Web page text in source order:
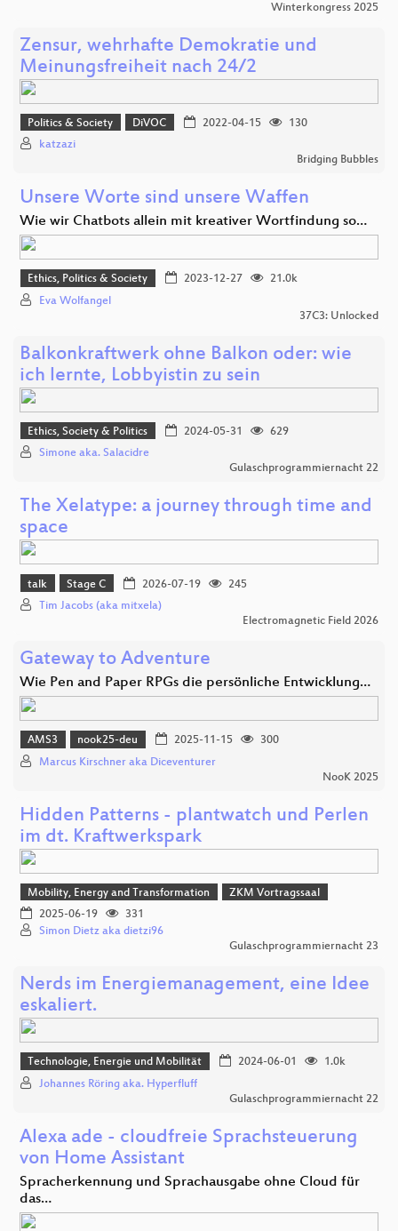
Winterkongress 2025
Zensur, wehrhafte Demokratie und
Meinungsfreiheit nach 24/2
Politics & Society DiVOC 2022-04-15
130
katzazi
Bridging Bubbles
Unsere Worte sind unsere Waffen
Wie wir Chatbots allein mit kreativer Wortfindung so…
Ethics, Politics & Society 2023-12-27
21.0k
Eva Wolfangel
37C3: Unlocked
Balkonkraftwerk ohne Balkon oder: wie
ich lernte, Lobbyistin zu sein
Ethics, Society & Politics 2024-05-31
629
Simone aka. Salacidre
Gulaschprogrammiernacht 22
The Xelatype: a journey through time and
space
talk Stage C 2026-07-19
245
Tim Jacobs (aka mitxela)
Electromagnetic Field 2026
Gateway to Adventure
Wie Pen and Paper RPGs die persönliche Entwicklung…
AMS3 nook25-deu 2025-11-15
300
Marcus Kirschner aka Diceventurer
NooK 2025
Hidden Patterns - plantwatch und Perlen
im dt. Kraftwerkspark
Mobility, Energy and Transformation
ZKM Vortragssaal
2025-06-19
331
Simon Dietz aka dietzi96
Gulaschprogrammiernacht 23
Nerds im Energiemanagement, eine Idee
eskaliert.
Technologie, Energie und Mobilität 2024-06-01
1.0k
Johannes Röring aka. Hyperfluff
Gulaschprogrammiernacht 22
Alexa ade - cloudfreie Sprachsteuerung
von Home Assistant
Spracherkennung und Sprachausgabe ohne Cloud für
das…